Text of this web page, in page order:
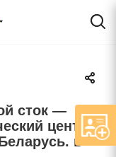
сток —
центр
Беларусь.